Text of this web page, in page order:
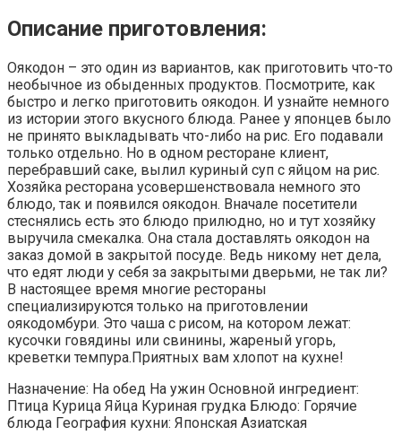
Описание приготовления:
Оякодон – это один из вариантов, как приготовить что-то
необычное из обыденных продуктов. Посмотрите, как
быстро и легко приготовить оякодон. И узнайте немного
из истории этого вкусного блюда. Ранее у японцев было
не принято выкладывать что-либо на рис. Его подавали
только отдельно. Но в одном ресторане клиент,
перебравший саке, вылил куриный суп с яйцом на рис.
Хозяйка ресторана усовершенствовала немного это
блюдо, так и появился оякодон. Вначале посетители
стеснялись есть это блюдо прилюдно, но и тут хозяйку
выручила смекалка. Она стала доставлять оякодон на
заказ домой в закрытой посуде. Ведь никому нет дела,
что едят люди у себя за закрытыми дверьми, не так ли?
В настоящее время многие рестораны
специализируются только на приготовлении
оякодомбури. Это чаша с рисом, на котором лежат:
кусочки говядины или свинины, жареный угорь,
креветки темпура.Приятных вам хлопот на кухне!
Назначение: На обед На ужин Основной ингредиент:
Птица Курица Яйца Куриная грудка Блюдо: Горячие
блюда География кухни: Японская Азиатская